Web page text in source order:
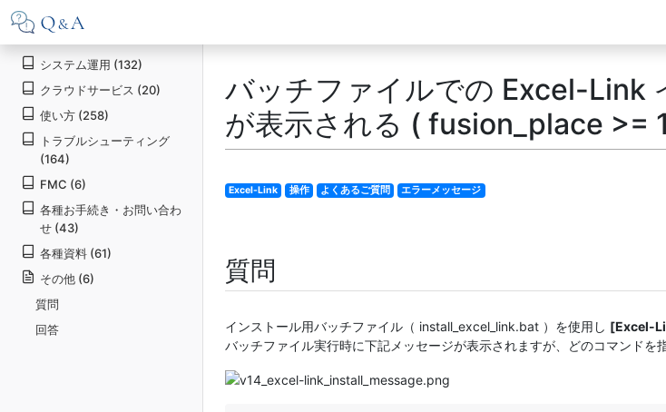
バッチファイルでの Excel-Link
が表示される ( fusion_place >=
Excel-Link 操作 よくあるご質問 エラーメッセージ
質問
インストール用バッチファイル（ install_excel_link.bat ）を使用し [Excel-
バッチファイル実行時に下記メッセージが表示されますが、どのコマンドを
システム運用 (132)
クラウドサービス (20)
使い方 (258)
トラブルシューティング
(164)
FMC (6)
各種お手続き・お問い合わ
せ (43)
各種資料 (61)
その他 (6)
質問
回答